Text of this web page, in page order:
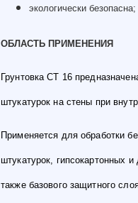
экологически безопасна;
ОБЛАСТЬ ПРИМЕНЕНИЯ
Грунтовка CT 16
штукатурок на стены при
Применяется для обработки
штукатурок, гипсокартонных
также базового защитного